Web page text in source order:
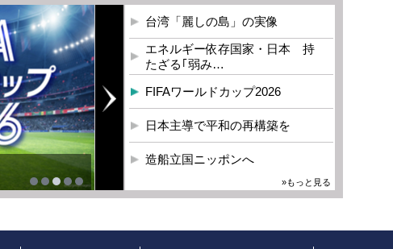
台湾「麗しの島」の実像
エネルギー依存国家・日本 持
たざる｢弱み…
FIFAワールドカップ2026
日本主導で平和の再構築を
造船立国ニッポンへ
»もっと見る